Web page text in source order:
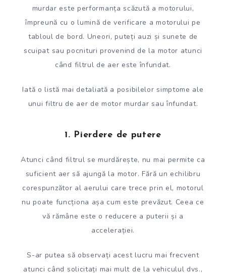
murdar este performanța scăzută a motorului,
împreună cu o lumină de verificare a motorului pe
tabloul de bord. Uneori, puteți auzi și sunete de
scuipat sau pocnituri provenind de la motor atunci
când filtrul de aer este înfundat.
Iată o listă mai detaliată a posibilelor simptome ale
unui filtru de aer de motor murdar sau înfundat.
1. Pierdere de putere
Atunci când filtrul se murdărește, nu mai permite ca
suficient aer să ajungă la motor. Fără un echilibru
corespunzător al aerului care trece prin el, motorul
nu poate funcționa așa cum este prevăzut. Ceea ce
vă rămâne este o reducere a puterii și a
accelerației.
S-ar putea să observați acest lucru mai frecvent
atunci când solicitați mai mult de la vehiculul dvs.,